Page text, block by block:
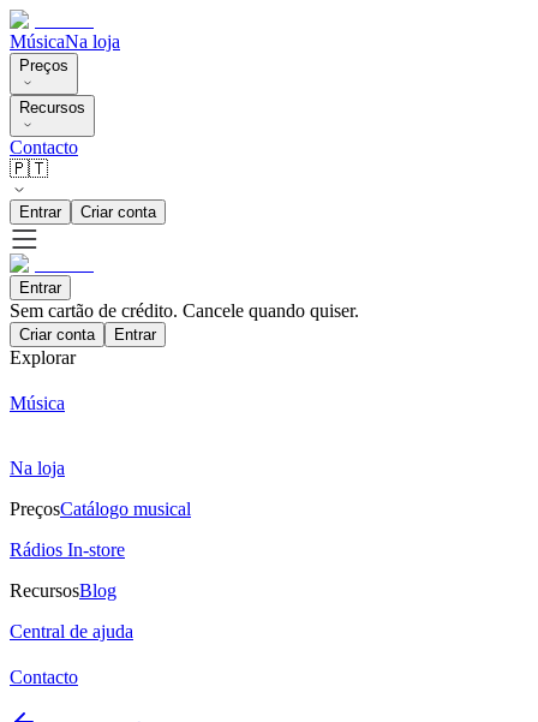
MúsicaNa loja
Preços
Recursos
Contacto
🇵🇹
Entrar Criar conta
Entrar
Sem cartão de crédito. Cancele quando quiser.
Criar conta Entrar
Explorar
Música
Na loja
PreçosCatálogo musical
Rádios In-store
RecursosBlog
Central de ajuda
Contacto